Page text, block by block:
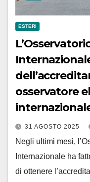
ESTERI
osservatore
Moldavia
31 AGOSTO 2025
Negli ultimi mesi,
Internazionale ha
di ottenere